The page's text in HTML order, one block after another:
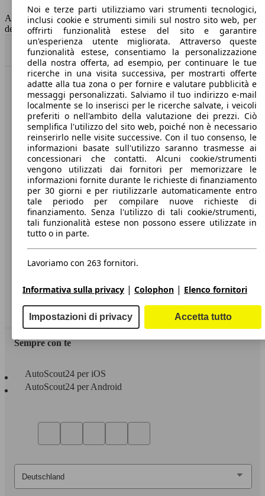
Capacità del serbatoio
58 l
AutoScout24 non si assume alcuna responsabilità per la correttezza
dei dati.
Torna su
Benvenuti su AutoScout24, il mercato auto europeo.
Società
A proposito di AutoScout24
Stampa
Media
Condizioni generali
Informazioni
Privacy
Dichiarazione di Accessibilità
Servizi
Area rivenditori
Sempre con te
AutoScout24 per iOS
AutoScout24 per Android
Noi e terze parti utilizziamo vari strumenti tecnologici,
inclusi cookie e strumenti simili sul nostro sito web, per
offrirti funzionalità estese del sito e garantire
un'esperienza utente migliorata. Attraverso queste
funzionalità estese, consentiamo la personalizzazione
della nostra offerta, ad esempio, per continuare le tue
ricerche in una visita successiva, per mostrarti offerte
adatte alla tua zona o per fornire e valutare pubblicità e
messaggi personalizzati. Salviamo il tuo indirizzo e-mail
localmente se lo inserisci per le ricerche salvate, i veicoli
preferiti o nell'ambito della valutazione dei prezzi. Ciò
semplifica l'utilizzo del sito web, poiché non è necessario
reinserirlo nelle visite successive. Con il tuo consenso, le
informazioni basate sull'utilizzo saranno trasmesse ai
concessionari che contatti. Alcuni cookie/strumenti
vengono utilizzati dai fornitori per memorizzare le
informazioni fornite durante le richieste di finanziamento
per 30 giorni e per riutilizzarle automaticamente entro
tale periodo per compilare nuove richieste di
finanziamento. Senza l'utilizzo di tali cookie/strumenti,
tali funzionalità estese non possono essere utilizzate in
tutto o in parte.
Lavoriamo con 263 fornitori.
Informativa sulla privacy | Colophon | Elenco fornitori
Impostazioni di privacy Accetta tutto